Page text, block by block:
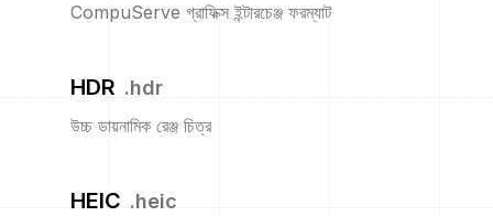
CompuServe গ্রাফিক্স ইন্টারচেঞ্জ ফরম্যাট
HDR .hdr
উচ্চ ডায়নামিক রেঞ্জ চিত্র
HEIC .heic